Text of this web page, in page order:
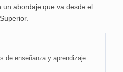
un abordaje que va desde el
de enseñanza y aprendizaje